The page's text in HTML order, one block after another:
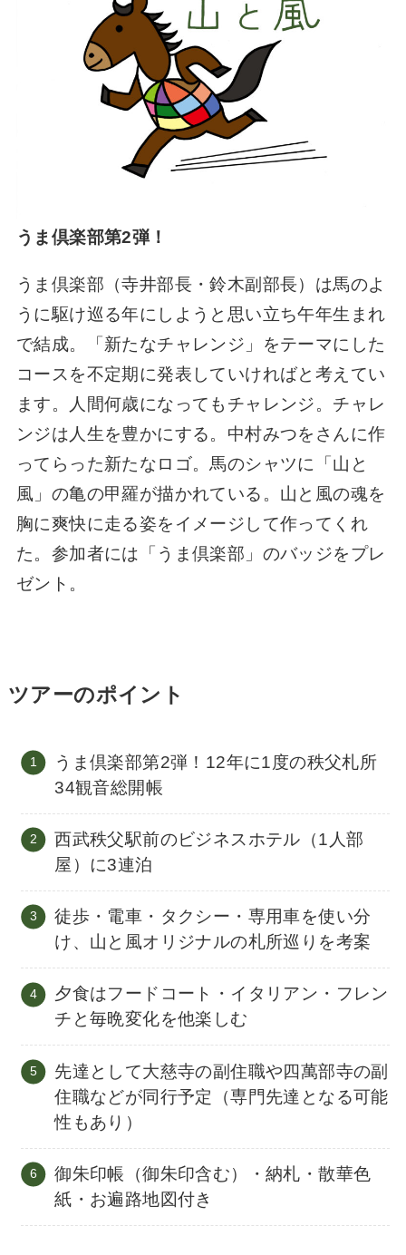
うま倶楽部第2弾！
うま倶楽部（寺井部長・鈴木副部長）は馬のよ
うに駆け巡る年にしようと思い立ち午年生まれ
で結成。「新たなチャレンジ」をテーマにした
コースを不定期に発表していければと考えてい
ます。人間何歳になってもチャレンジ。チャレ
ンジは人生を豊かにする。中村みつをさんに作
ってらった新たなロゴ。馬のシャツに「山と
風」の亀の甲羅が描かれている。山と風の魂を
胸に爽快に走る姿をイメージして作ってくれ
た。参加者には「うま倶楽部」のバッジをプレ
ゼント。
ツアーのポイント
うま倶楽部第2弾！12年に1度の秩父札所
34観音総開帳
西武秩父駅前のビジネスホテル（1人部
屋）に3連泊
徒歩・電車・タクシー・専用車を使い分
け、山と風オリジナルの札所巡りを考案
夕食はフードコート・イタリアン・フレン
チと毎晩変化を他楽しむ
先達として大慈寺の副住職や四萬部寺の副
住職などが同行予定（専門先達となる可能
性もあり）
御朱印帳（御朱印含む）・納札・散華色
紙・お遍路地図付き